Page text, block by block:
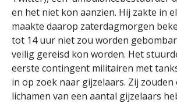
en het niet kon aanzien. Hij zakte in
maakte daarop zaterdagmorgen
tot 14 uur niet zou worden
veilig gereisd kon worden. Het
eerste contingent militairen met
in op zoek naar gijzelaars. Zij zouden
lichamen van een aantal gijzelaars